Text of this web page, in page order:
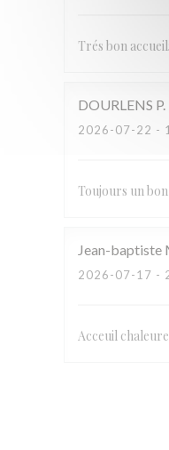
Trés bon
DOURLENS P
2026-07-22 -
Toujours un
Jean-baptiste
2026-07-17 -
Acceuil